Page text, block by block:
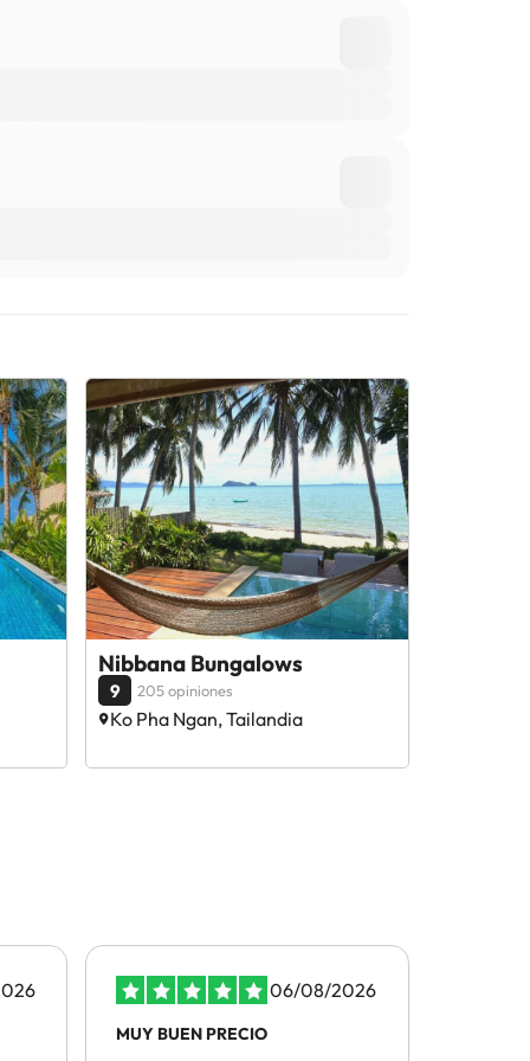
Nibbana Bungalows
9 205 opiniones
Ko Pha Ngan, Tailandia
06/08/2026
MUY BUEN PRECIO